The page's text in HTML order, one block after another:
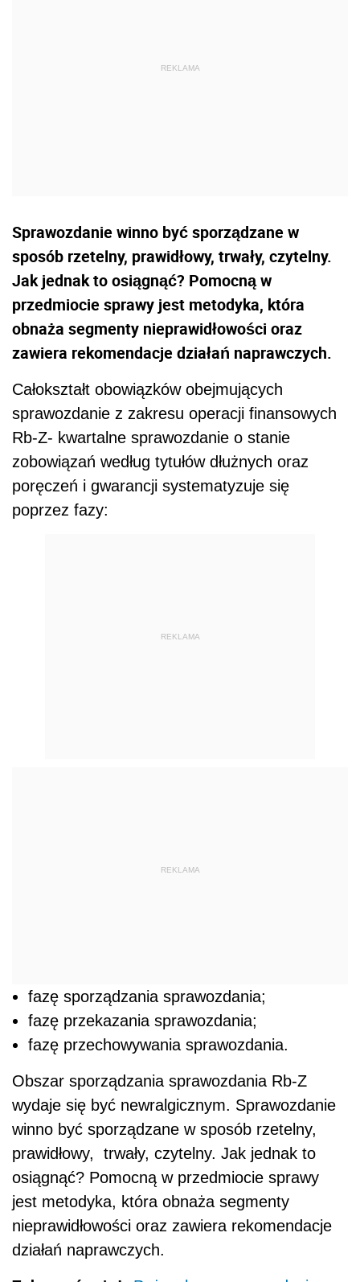
Sprawozdanie winno być sporządzane w
sposób rzetelny, prawidłowy, trwały, czytelny.
Jak jednak to osiągnąć? Pomocną w
przedmiocie sprawy jest metodyka, która
obnaża segmenty nieprawidłowości oraz
zawiera rekomendacje działań naprawczych.
Całokształt obowiązków obejmujących
sprawozdanie z zakresu operacji finansowych
Rb-Z- kwartalne sprawozdanie o stanie
zobowiązań według tytułów dłużnych oraz
poręczeń i gwarancji systematyzuje się
poprzez fazy:
REKLAMA
REKLAMA
fazę sporządzania sprawozdania;
fazę przekazania sprawozdania;
fazę przechowywania sprawozdania.
Obszar sporządzania sprawozdania Rb-Z
wydaje się być newralgicznym. Sprawozdanie
winno być sporządzane w sposób rzetelny,
prawidłowy, trwały, czytelny. Jak jednak to
osiągnąć? Pomocną w przedmiocie sprawy
jest metodyka, która obnaża segmenty
nieprawidłowości oraz zawiera rekomendacje
działań naprawczych.